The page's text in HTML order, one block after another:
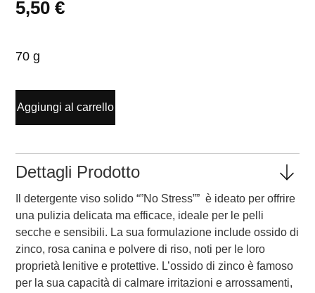
5,50€
70 g
Aggiungi al carrello
Dettagli Prodotto
Il detergente viso solido “”No Stress”” è ideato per offrire
una pulizia delicata ma efficace, ideale per le pelli
secche e sensibili. La sua formulazione include ossido di
zinco, rosa canina e polvere di riso, noti per le loro
proprietà lenitive e protettive. L’ossido di zinco è famoso
per la sua capacità di calmare irritazioni e arrossamenti,